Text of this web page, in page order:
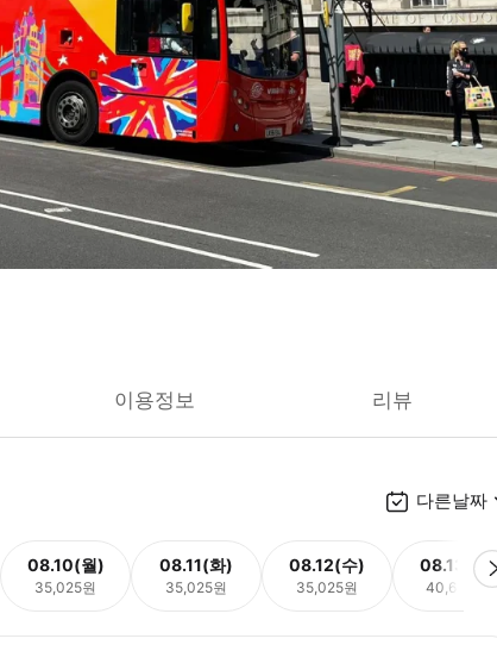
이용정보 리뷰
다른날짜
08.10(월)
35,025원
08.11(화)
35,025원
08.12(수)
35,025원
08.13(목)
40,640원